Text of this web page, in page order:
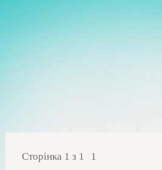
Сторінка 1 з 1 1